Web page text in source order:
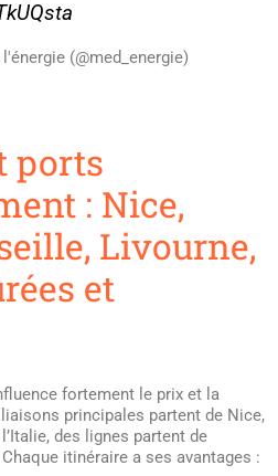
(@med_energie)
ports
: Nice,
Livourne,
et
fortement le prix et la
principales partent de Nice,
des lignes partent de
itinéraire a ses avantages :